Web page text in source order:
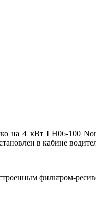
на 4 кВт LH06-100
в кабине
фильтром-